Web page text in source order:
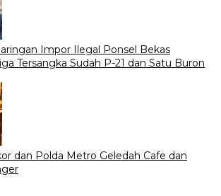
Impor Ilegal Ponsel Bekas
Tersangka Sudah P-21 dan Satu Buron
dan Polda Metro Geledah Cafe dan